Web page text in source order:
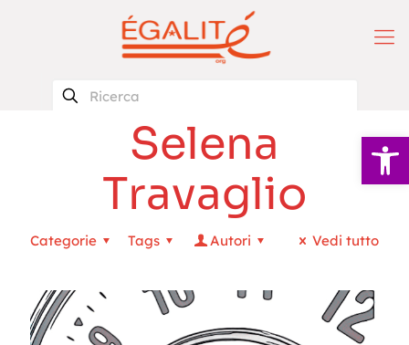
Apri la
Selena
Travaglio
Categorie Tags Autori Vedi tutto